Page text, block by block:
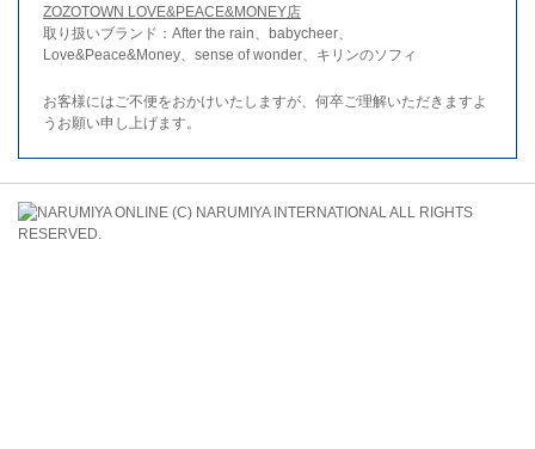
ZOZOTOWN LOVE&PEACE&MONEY店
取り扱いブランド：After the rain、babycheer、
Love&Peace&Money、sense of wonder、キリンのソフィ
お客様にはご不便をおかけいたしますが、何卒ご理解いただきますよ
うお願い申し上げます。